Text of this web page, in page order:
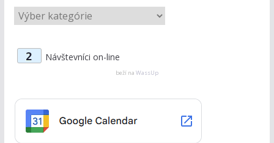
K
a
r
2 Návštevníci on-line
beží na WassUp